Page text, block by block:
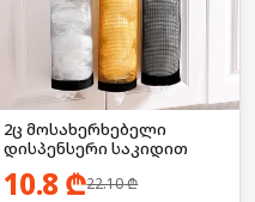
2ც მოსახერხებელი
დისპენსერი საკიდით
10.8 ₾22.10₾